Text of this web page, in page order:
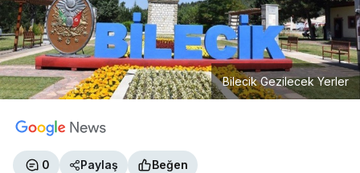
Bilecik Gezilecek Yerler
0 Paylaş Beğen